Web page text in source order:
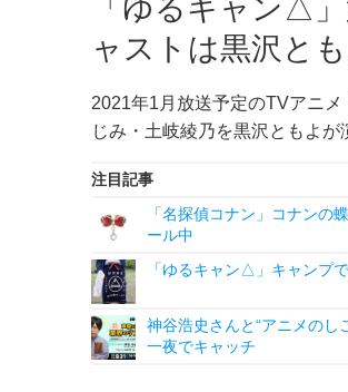
「ゆるキャン△
ャストは黒沢と
2021年1月放送予定のTVアニ
じみ・土岐綾乃を黒沢ともよが
注目記事
「名探偵コナン」コナンの
ール中
「ゆるキャン△」キャンプ
神谷浩史さんと“アニメの
一夜でキャッチ